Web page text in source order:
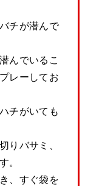
チが潜んで
んでいるこ
レーしてお
チがいても
りバサミ、
。
、すぐ袋を